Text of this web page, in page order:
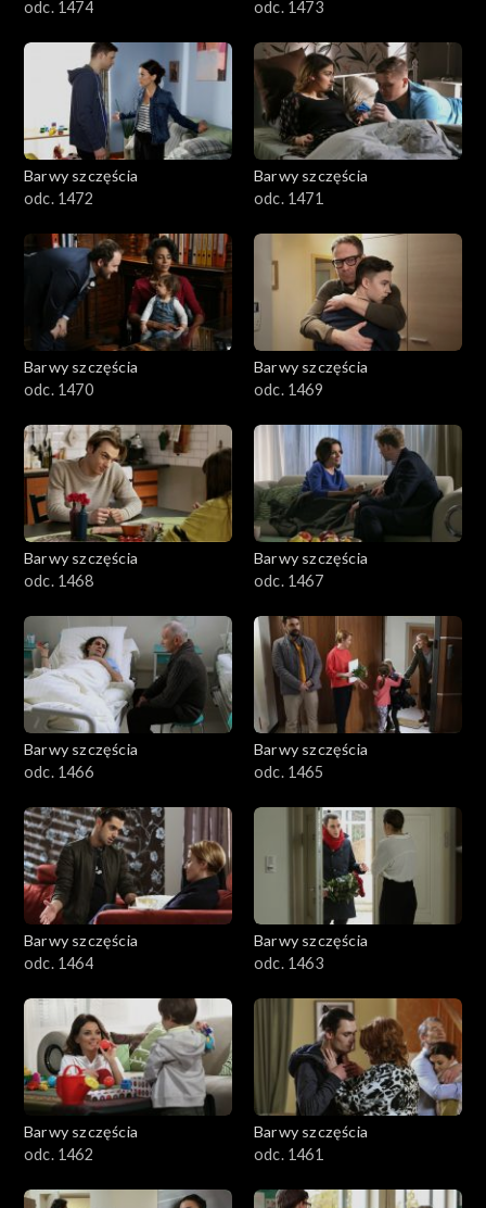
odc. 1474 odc. 1473
Barwy szczęścia
odc. 1472
Barwy szczęścia
odc. 1471
Barwy szczęścia
odc. 1470
Barwy szczęścia
odc. 1469
Barwy szczęścia
odc. 1468
Barwy szczęścia
odc. 1467
Barwy szczęścia
odc. 1466
Barwy szczęścia
odc. 1465
Barwy szczęścia
odc. 1464
Barwy szczęścia
odc. 1463
Barwy szczęścia
odc. 1462
Barwy szczęścia
odc. 1461